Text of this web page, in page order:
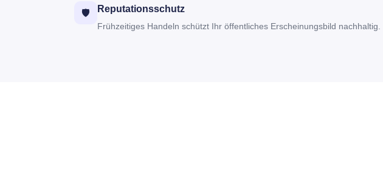
🛡️ Reputationsschutz
Frühzeitiges Handeln schützt Ihr öffentliches Erscheinungsbild nachhaltig.